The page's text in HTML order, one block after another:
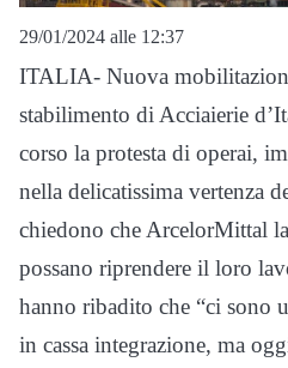
29/01/2024 alle 12:37
ITALIA- Nuova
stabilimento di Acciaierie
corso la protesta di operai,
nella delicatissima vertenza
chiedono che ArcelorMittal
possano riprendere il loro
hanno ribadito che “ci sono
in cassa integrazione, ma